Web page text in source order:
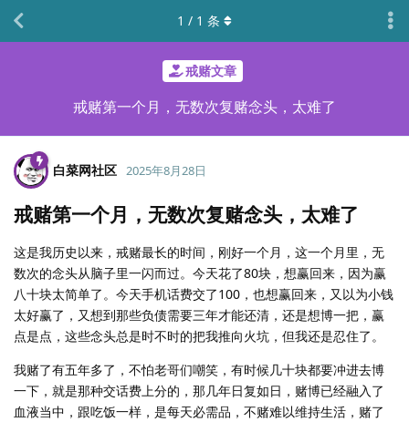
戒赌文章
戒赌第一个月，无数次复赌念头，太难了
1 / 1 条
白菜网社区 2025年8月28日
戒赌第一个月，无数次复赌念头，太难了
这是我历史以来，戒赌最长的时间，刚好一个月，这一个月里，无
数次的念头从脑子里一闪而过。今天花了80块，想赢回来，因为赢
八十块太简单了。今天手机话费交了100，也想赢回来，又以为小钱
太好赢了，又想到那些负债需要三年才能还清，还是想博一把，赢
点是点，这些念头总是时不时的把我推向火坑，但我还是忍住了。
我赌了有五年多了，不怕老哥们嘲笑，有时候几十块都要冲进去博
一下，就是那种交话费上分的，那几年日复如日，赌博已经融入了
血液当中，跟吃饭一样，是每天必需品，不赌难以维持生活，赌了